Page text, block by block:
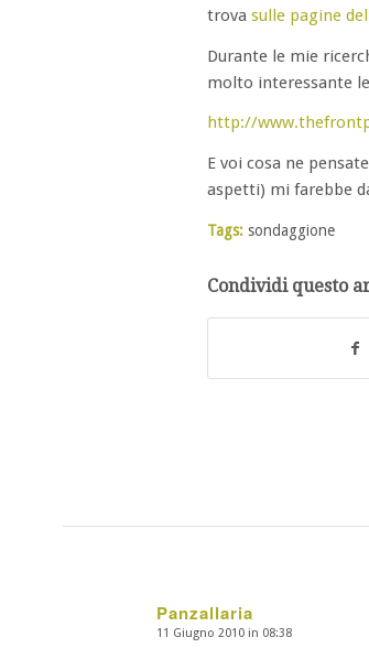
trova sulle pagine
Durante le mie
molto interessante
http://
E voi cosa ne
aspetti) mi farebbe
Tags: sondaggione
Condividi questo
Panzallaria
dice:
11 Giugno 2010 in 08:38